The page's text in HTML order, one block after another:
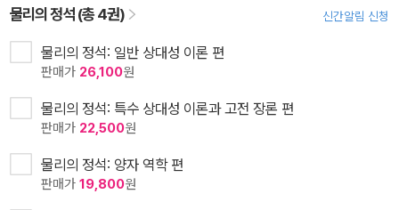
물리의 정석 (총 4권) 신간알림 신청
물리의 정석: 일반 상대성 이론 편
판매가 26,100원
물리의 정석: 특수 상대성 이론과 고전 장론 편
판매가 22,500원
물리의 정석: 양자 역학 편
판매가 19,800원